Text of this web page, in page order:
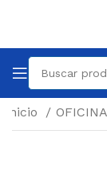
Inicio OFICINA